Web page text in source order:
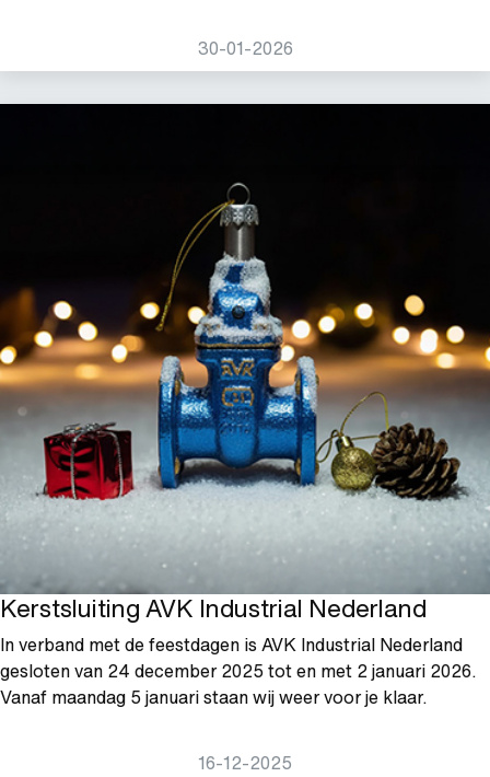
30-01-2026
Kerstsluiting AVK Industrial Nederland
In verband met de feestdagen is AVK Industrial Nederland
gesloten van 24 december 2025 tot en met 2 januari 2026.
Vanaf maandag 5 januari staan wij weer voor je klaar.
16-12-2025